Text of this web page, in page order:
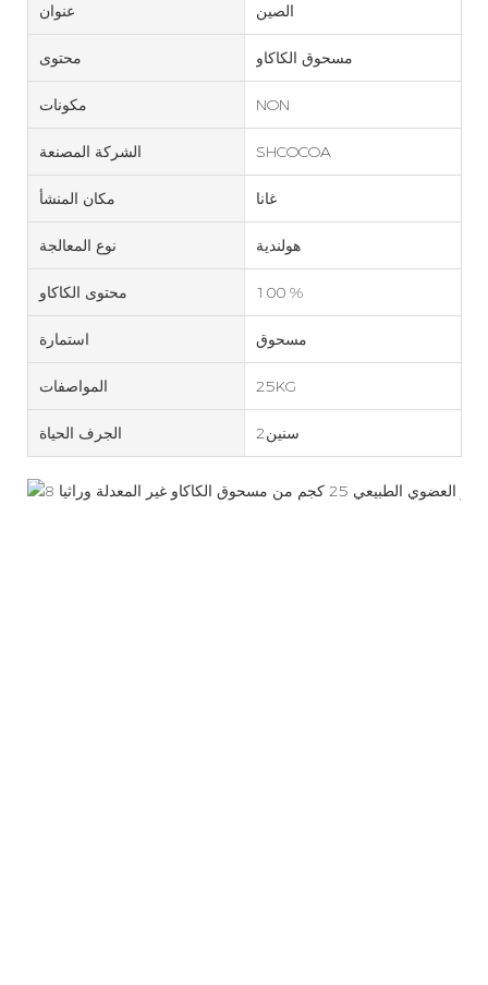
عنوان الصين
محتوى مسحوق الكاكاو
مكونات NON
الشركة المصنعة SHCOCOA
مكان المنشأ غانا
نوع المعالجة هولندية
محتوى الكاكاو 100 %
استمارة مسحوق
المواصفات 25KG
الجرف الحياة سنين2